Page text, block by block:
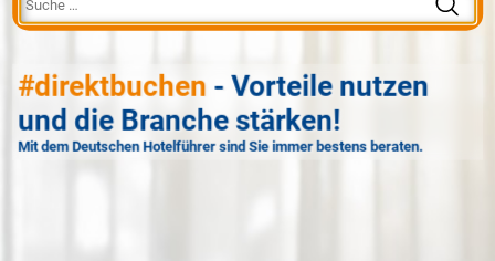
#direktbuchen - Vorteile nutzen
und die Branche stärken!
Mit dem Deutschen Hotelführer sind Sie immer bestens beraten.